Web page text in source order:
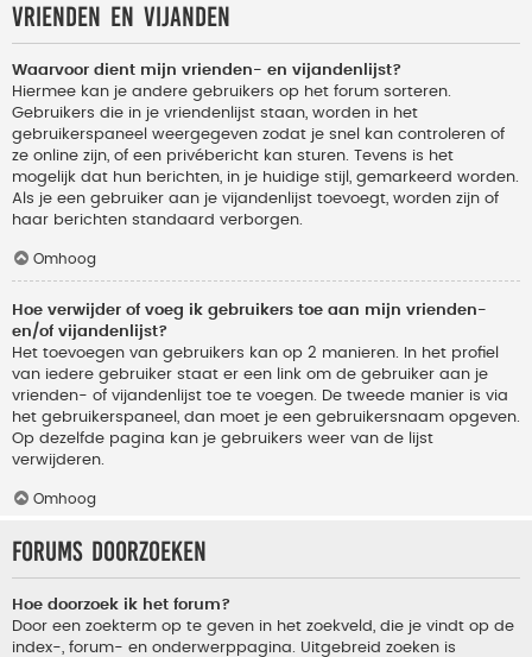
Vrienden en vijanden
Waarvoor dient mijn vrienden- en vijandenlijst?
Hiermee kan je andere gebruikers op het forum sorteren.
Gebruikers die in je vriendenlijst staan, worden in het
gebruikerspaneel weergegeven zodat je snel kan controleren of
ze online zijn, of een privébericht kan sturen. Tevens is het
mogelijk dat hun berichten, in je huidige stijl, gemarkeerd worden.
Als je een gebruiker aan je vijandenlijst toevoegt, worden zijn of
haar berichten standaard verborgen.
Omhoog
Hoe verwijder of voeg ik gebruikers toe aan mijn vrienden-
en/of vijandenlijst?
Het toevoegen van gebruikers kan op 2 manieren. In het profiel
van iedere gebruiker staat er een link om de gebruiker aan je
vrienden- of vijandenlijst toe te voegen. De tweede manier is via
het gebruikerspaneel, dan moet je een gebruikersnaam opgeven.
Op dezelfde pagina kan je gebruikers weer van de lijst
verwijderen.
Omhoog
Forums doorzoeken
Hoe doorzoek ik het forum?
Door een zoekterm op te geven in het zoekveld, die je vindt op de
index-, forum- en onderwerppagina. Uitgebreid zoeken is